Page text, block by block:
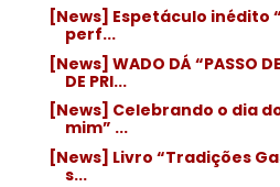
[News] Espetáculo inédito
perf...
[News] WADO DÁ “PASSO
DE PRI...
[News] Celebrando o dia
mim” ...
[News] Livro “Tradições
s...